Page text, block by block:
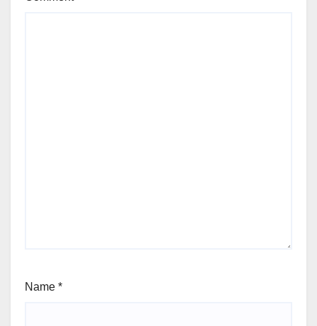
Name *